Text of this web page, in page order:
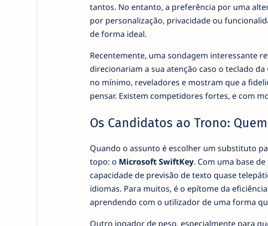
tantos. No entanto, a preferência por uma
por personalização, privacidade ou
de forma ideal.
Recentemente, uma sondagem interessante
direcionariam a sua atenção caso o teclado
no mínimo, reveladores e mostram que a
pensar. Existem competidores fortes, e com
Os Candidatos ao Trono:
Quando o assunto é escolher um substituto
topo: o Microsoft SwiftKey. Com uma base
capacidade de previsão de texto quase
idiomas. Para muitos, é o epítome da
aprendendo com o utilizador de uma forma
Outro jogador de peso, especialmente para